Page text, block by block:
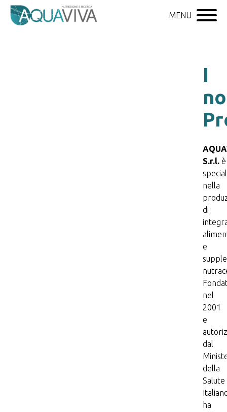
MENU
I
S.r.l. è
nella
di
e
nel
2001
e
dal
della
Salute
ha